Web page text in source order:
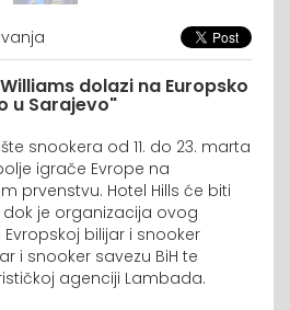
dolazi na Europsko
u Sarajevo"
snookera od 11. do 23. marta
igrače Evrope na
prvenstvu. Hotel Hills će biti
je organizacija ovog
bilijar i snooker
i snooker savezu BiH te
agenciji Lambada.